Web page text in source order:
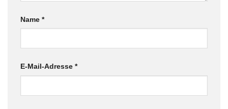
Name *
E-Mail-Adresse *